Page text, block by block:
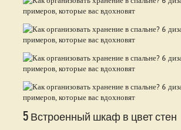
5 Встроенный шкаф в цвет стен